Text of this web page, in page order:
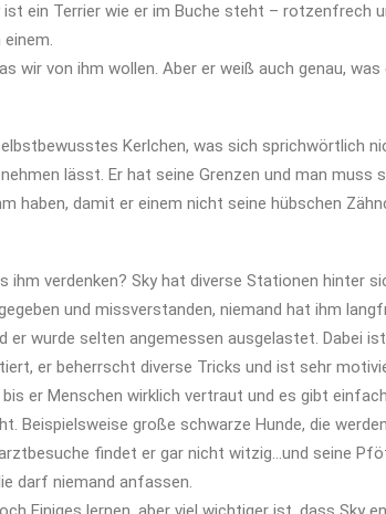
ist ein Terrier wie er im Buche steht – rotzenfrech
wir von ihm wollen. Aber er weiß auch genau, was
Kerlchen, was sich sprichwörtlich
lässt. Er hat seine Grenzen und man muss
haben, damit er einem nicht seine hübschen
ihm verdenken? Sky hat diverse Stationen hinter
und missverstanden, niemand hat ihm
er wurde selten angemessen ausgelastet. Dabei
er beherrscht diverse Tricks und ist sehr
er Menschen wirklich vertraut und es gibt
Beispielsweise große schwarze Hunde, die
findet er gar nicht witzig…und seine
darf niemand anfassen.